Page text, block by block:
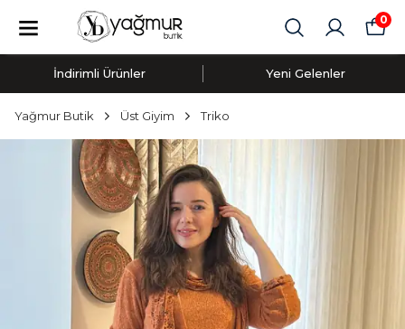
0
İndirimli Ürünler Yeni Gelenler
Yağmur Butik Üst Giyim Triko